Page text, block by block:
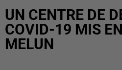
UN CENTRE DE
COVID-19 MIS
MELUN